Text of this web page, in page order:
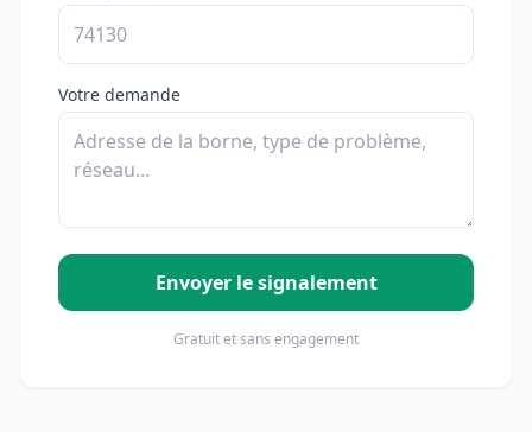
Votre demande
Envoyer le signalement
Gratuit et sans engagement